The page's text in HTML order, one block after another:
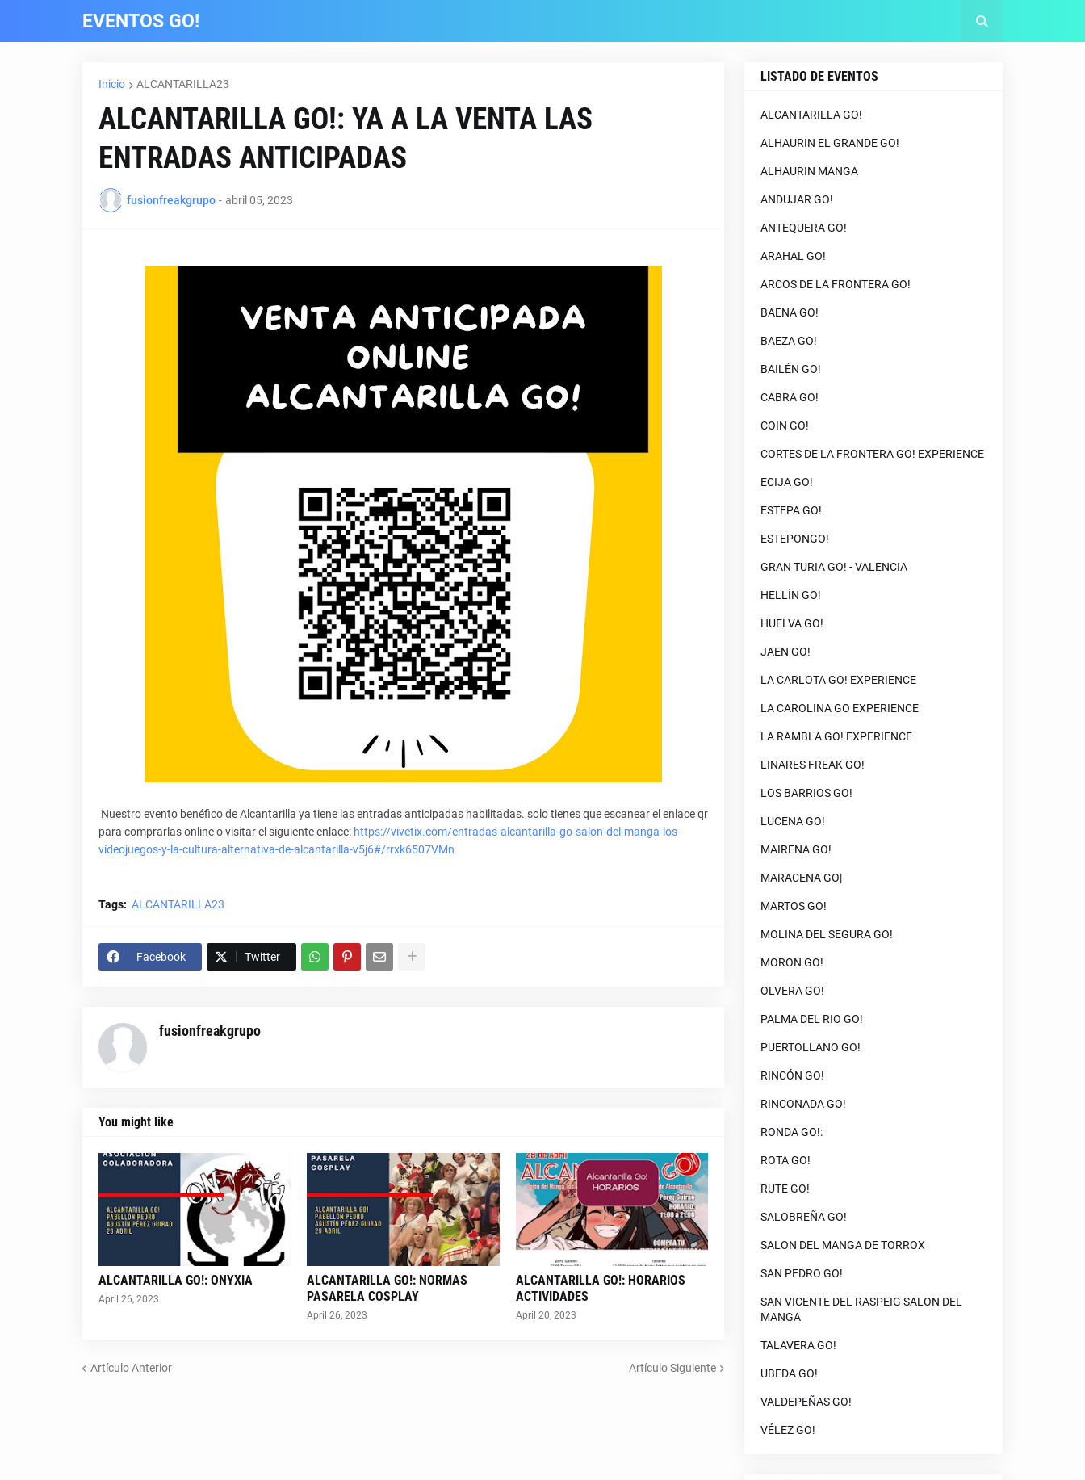
EVENTOS GO!
Inicio ALCANTARILLA23
ALCANTARILLA GO!: YA A LA VENTA LAS
ENTRADAS ANTICIPADAS
fusionfreakgrupo - abril 05, 2023
Nuestro evento benéfico de Alcantarilla ya tiene las entradas anticipadas habilitadas. solo tienes que escanear el enlace qr
para comprarlas online o visitar el siguiente enlace: https://vivetix.com/entradas-alcantarilla-go-salon-del-manga-los-
videojuegos-y-la-cultura-alternativa-de-alcantarilla-v5j6#/rrxk6507VMn
Tags: ALCANTARILLA23
Facebook Twitter
fusionfreakgrupo
You might like
ALCANTARILLA GO!: ONYXIA
April 26, 2023
ALCANTARILLA GO!: NORMAS
PASARELA COSPLAY
April 26, 2023
ALCANTARILLA GO!: HORARIOS
ACTIVIDADES
April 20, 2023
Artículo Anterior Artículo Siguiente
LISTADO DE EVENTOS
ALCANTARILLA GO!
ALHAURIN EL GRANDE GO!
ALHAURIN MANGA
ANDUJAR GO!
ANTEQUERA GO!
ARAHAL GO!
ARCOS DE LA FRONTERA GO!
BAENA GO!
BAEZA GO!
BAILÉN GO!
CABRA GO!
COIN GO!
CORTES DE LA FRONTERA GO! EXPERIENCE
ECIJA GO!
ESTEPA GO!
ESTEPONGO!
GRAN TURIA GO! - VALENCIA
HELLÍN GO!
HUELVA GO!
JAEN GO!
LA CARLOTA GO! EXPERIENCE
LA CAROLINA GO EXPERIENCE
LA RAMBLA GO! EXPERIENCE
LINARES FREAK GO!
LOS BARRIOS GO!
LUCENA GO!
MAIRENA GO!
MARACENA GO|
MARTOS GO!
MOLINA DEL SEGURA GO!
MORON GO!
OLVERA GO!
PALMA DEL RIO GO!
PUERTOLLANO GO!
RINCÓN GO!
RINCONADA GO!
RONDA GO!:
ROTA GO!
RUTE GO!
SALOBREÑA GO!
SALON DEL MANGA DE TORROX
SAN PEDRO GO!
SAN VICENTE DEL RASPEIG SALON DEL
MANGA
TALAVERA GO!
UBEDA GO!
VALDEPEÑAS GO!
VÉLEZ GO!